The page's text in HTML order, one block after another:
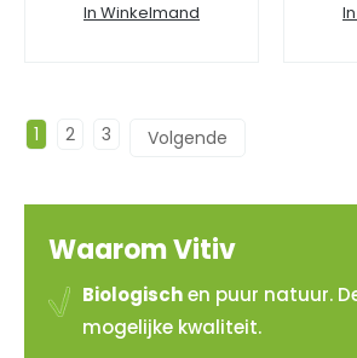
In Winkelmand
1 2 3 →
Waarom Vitiv
Biologischen puur natuur.
mogelijke kwaliteit.